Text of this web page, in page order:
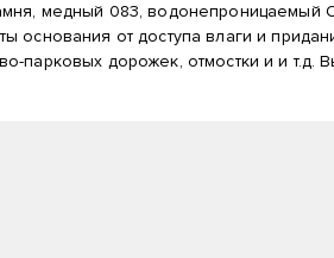
медный 083,
основания от доступа влаги и
парковых дорожек, отмостки и и